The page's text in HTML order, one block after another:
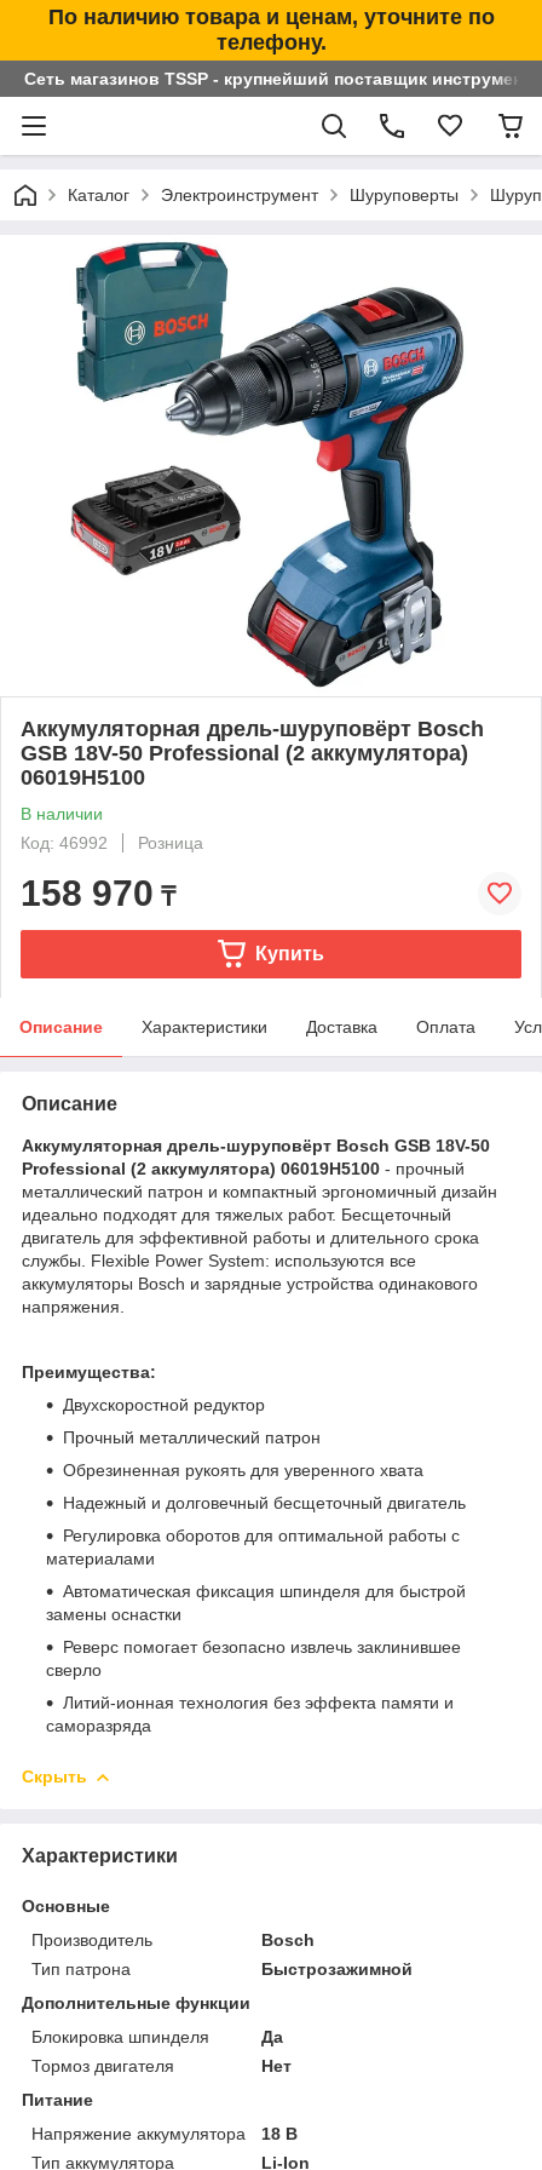
По наличию товара и ценам, уточните по
телефону.
Сеть магазинов TSSP - крупнейший поставщик
Каталог Электроинструмент Шуруповерты
Аккумуляторная дрель-шуруповёрт Bosch
GSB 18V-50 Professional (2 аккумулятора)
06019H5100
В наличии
Код: 46992
Розница
158 970 ₸
Купить
Описание Характеристики Доставка Оплата
Описание
Аккумуляторная дрель-шуруповёрт Bosch GSB 18V-50
Professional (2 аккумулятора) 06019H5100 - прочный
металлический патрон и компактный эргономичный дизайн
идеально подходят для тяжелых работ. Бесщеточный
двигатель для эффективной работы и длительного срока
службы. Flexible Power System: используются все
аккумуляторы Bosch и зарядные устройства одинакового
напряжения.
Преимущества:
Двухскоростной редуктор
Прочный металлический патрон
Обрезиненная рукоять для уверенного хвата
Надежный и долговечный бесщеточный двигатель
Регулировка оборотов для оптимальной работы с
материалами
Автоматическая фиксация шпинделя для быстрой
замены оснастки
Реверс помогает безопасно извлечь заклинившее
сверло
Литий-ионная технология без эффекта памяти и
саморазряда
Скрыть
Характеристики
Основные
Производитель
Bosch
Тип патрона
Быстрозажимной
Дополнительные функции
Блокировка шпинделя
Да
Тормоз двигателя
Нет
Питание
Напряжение аккумулятора
18 В
Тип аккумулятора
Li-Ion